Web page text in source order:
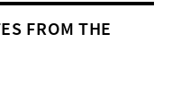
FROM THE